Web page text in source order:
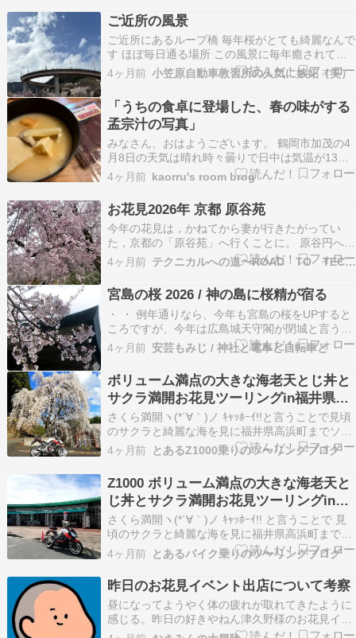
ご近所の風景
ご近所にあるループ橋 毎年桜がとても綺麗なんで
す ほぼ毎日通る場所 この風景に毎年癒されてい
ます ここでの桜は今年雨と風で楽しめるのが短す
ぎましたでも運よくお休みの日が晴 ループ橋上の
広場から 眺めもよくて気持ちの良い場所ですたま
ーに上まで行きます この日、ループ橋下の広場で
は…
4ヶ月前 小笠原自動車教習所の人気に嫉妬（笑）
「うちの食卓に登場した、春の味がする
孟宗汁の写真」
みなさん、おはようございます。 鶴岡市加茂の4
月8日の天気は晴れ時々曇りで日中は気温が13℃
位となりそうです。 今日のおめざ写真は
iPhone13で撮った、「うちの食卓に登場した、春
の味がする孟宗汁の写真」 今日は、うちの食卓に
登場した、春の味がする孟宗汁の写真をアップし
てみま…
4ヶ月前 kaorru's room brog
お花見2026年 京都 原谷苑
今年の花見は，かねてから妻が行きたがってい
た，京都の「原谷苑」へ行くことに。 原谷円への
アクセスは，けっこう奥まったところにあり，駐
車場が30台分あるもののいっぱいになると少し離
れた「わら天神宮」前か ... Copyright © 2026 テ
クニカルへの道 All Right…
4ヶ月前 テクニカルへの道〜ROAD TO TECNICAL~ | …
宮島の桜 2026 / 神の島に桜精が宿る
・ ・ 例年通りなら、今年も宮島の桜をUPすると
ころですが、今年は広島城天守閣が閉城と言うこ
とで。 「惜別の天守閣 / 広島城と桜」のタイトル
での、毎日更新としたいと思います。 と言っては
おりましたが、やはりこのブログから「宮島の
桜」が無い訳にはまいりません。 世界遺産の島の
春…
4ヶ月前 安芸もみじ / 神社と電車と自転車と
ボリューム満点の大きな海老天とじ丼と
サクラ満開お花見ツーリングin福井県高
浜町
さくら満開ヽ(*´∀｀)ノ ｷｬｯﾎｰｲ!!と言うことで見頃
のサクラと綺麗な海を見に福井県高浜町までソロ
ツーリングに行ってきました。ε=ε=(oﾟｰﾟ)oﾌﾞｰﾝ
記事の続きを見るランキングぽちっと( *・ω・)お
願いします d(・ω・* )☆スペシャルサンクス☆(
*・ω・)b…
4ヶ月前 とあるZ1000乗りのツーリングブログ
Z1000 ボリューム満点の大きな海老天と
じ丼とサクラ満開お花見ツーリングin福
井県高浜町
さくら満開ヽ(*´∀｀)ノ ｷｬｯﾎｰｲ!! と言うことで 見
頃のサクラと綺麗な海を見に福井県高浜町までソ
ロツーリングに行ってきました。 ε=ε=(oﾟｰﾟ)oﾌﾞｰ
ﾝ 道の駅 京都新光悦村 大阪高槻からお山を越え
て京都南丹の道の駅に到着。 ≡≡c⌒っﾟДﾟ)っ ｽﾞｻｰ
ｯ!! …
4ヶ月前 とあるバイク乗りのツーリングブログ
昨日のお花見イベント出店について考察
昼になってようやく体の疲れが取れてきたように
感じる。昨日の好きやねん津久野様のお花見イベ
ントは、ウチだけが常に行列が出来ていて、計6